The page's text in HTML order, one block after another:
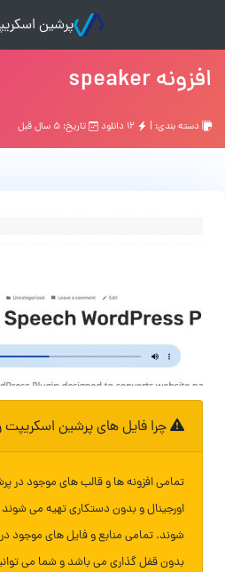
پرشین
افزونه speaker
دسته بندی: | تاریخ: ۵ سال قبل
چرا فایل های پرشین اسکریپت
تمامی افزونه ها و قالب های موجود در
اورجینال و بدون دستکاری تهیه می
شوند. تمامی منابع و فایل های موجود
بدون قفل گذاری می باشد و شما می